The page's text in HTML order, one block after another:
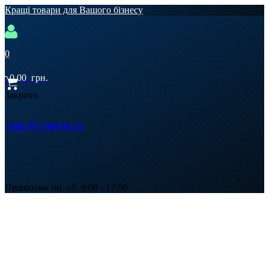
Кращі товари для Вашого бізнесу
0
0,00 грн.
Закрити
+380 (97) 688 66 31
Працюємо пн.-сб. 9:00 - 17:00